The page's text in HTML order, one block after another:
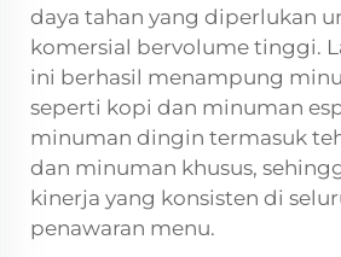
daya tahan yang diperlukan
komersial bervolume tinggi.
ini berhasil menampung
seperti kopi dan minuman
minuman dingin termasuk
dan minuman khusus,
kinerja yang konsisten di
penawaran menu.